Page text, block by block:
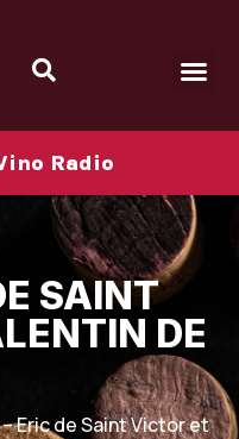
Radio
SAINT
DE
– Eric de Saint Victor et